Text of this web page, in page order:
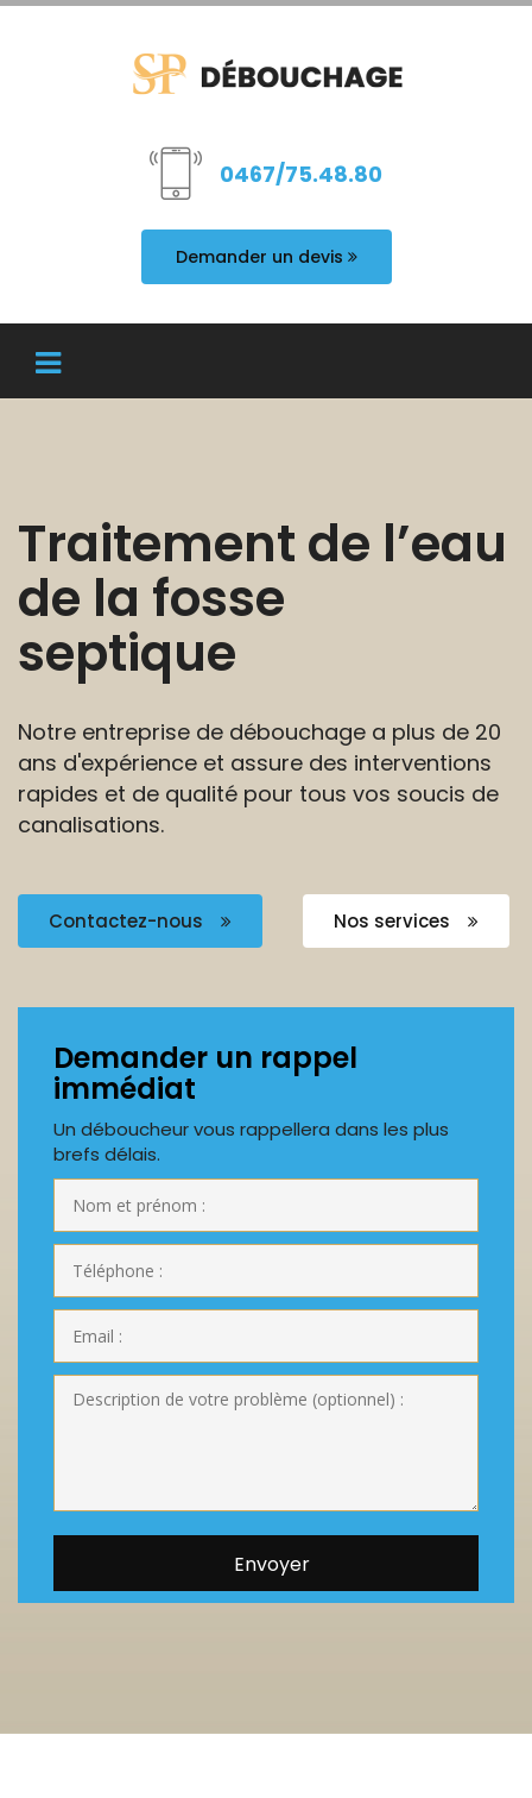
0467/75.48.80
Demander un devis
Traitement de l’eau
de la fosse
septique
Notre entreprise de débouchage a plus de 20
ans d'expérience et assure des interventions
rapides et de qualité pour tous vos soucis de
canalisations.
Contactez-nous Nos services
Demander un rappel
immédiat
Un déboucheur vous rappellera dans les plus
brefs délais.